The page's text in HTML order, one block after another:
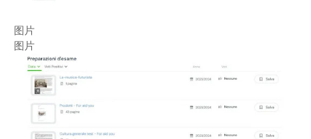
图片
图片